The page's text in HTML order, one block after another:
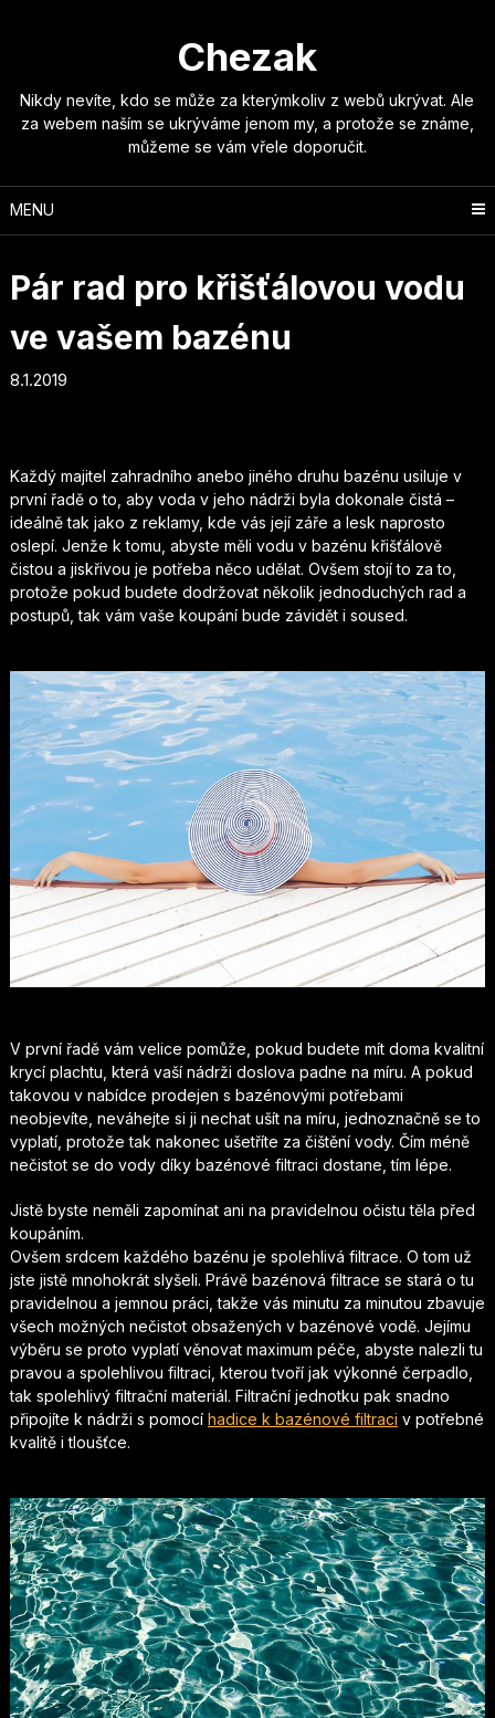
Chezak
Nikdy nevíte, kdo se může za kterýmkoliv z webů ukrývat. Ale
za webem naším se ukrýváme jenom my, a protože se známe,
můžeme se vám vřele doporučit.
MENU
Pár rad pro křišťálovou vodu
ve vašem bazénu
8.1.2019
Každý majitel zahradního anebo jiného druhu bazénu usiluje v
první řadě o to, aby voda v jeho nádrži byla dokonale čistá –
ideálně tak jako z reklamy, kde vás její záře a lesk naprosto
oslepí. Jenže k tomu, abyste měli vodu v bazénu křišťálově
čistou a jiskřivou je potřeba něco udělat. Ovšem stojí to za to,
protože pokud budete dodržovat několik jednoduchých rad a
postupů, tak vám vaše koupání bude závidět i soused.
V první řadě vám velice pomůže, pokud budete mít doma kvalitní
krycí plachtu, která vaší nádrži doslova padne na míru. A pokud
takovou v nabídce prodejen s bazénovými potřebami
neobjevíte, neváhejte si ji nechat ušít na míru, jednoznačně se to
vyplatí, protože tak nakonec ušetříte za čištění vody. Čím méně
nečistot se do vody díky bazénové filtraci dostane, tím lépe.
Jistě byste neměli zapomínat ani na pravidelnou očistu těla před
koupáním.
Ovšem srdcem každého bazénu je spolehlivá filtrace. O tom už
jste jistě mnohokrát slyšeli. Právě bazénová filtrace se stará o tu
pravidelnou a jemnou práci, takže vás minutu za minutou zbavuje
všech možných nečistot obsažených v bazénové vodě. Jejímu
výběru se proto vyplatí věnovat maximum péče, abyste nalezli tu
pravou a spolehlivou filtraci, kterou tvoří jak výkonné čerpadlo,
tak spolehlivý filtrační materiál. Filtrační jednotku pak snadno
připojíte k nádrži s pomocí hadice k bazénové filtraci v potřebné
kvalitě i tloušťce.